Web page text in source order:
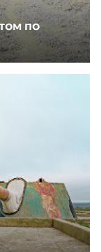
по